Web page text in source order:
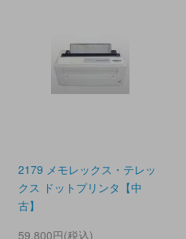
2179 メモレックス・テレッ
クス ドットプリンタ【中
古】
59,800円(税込)